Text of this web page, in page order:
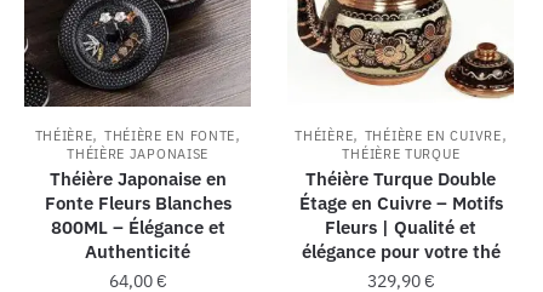
THÉIÈRE, THÉIÈRE EN FONTE,
THÉIÈRE JAPONAISE
Théière Japonaise en
Fonte Fleurs Blanches
800ML – Élégance et
Authenticité
64,00€
THÉIÈRE, THÉIÈRE EN CUIVRE,
THÉIÈRE TURQUE
Théière Turque Double
Étage en Cuivre – Motifs
Fleurs | Qualité et
élégance pour votre thé
329,90€